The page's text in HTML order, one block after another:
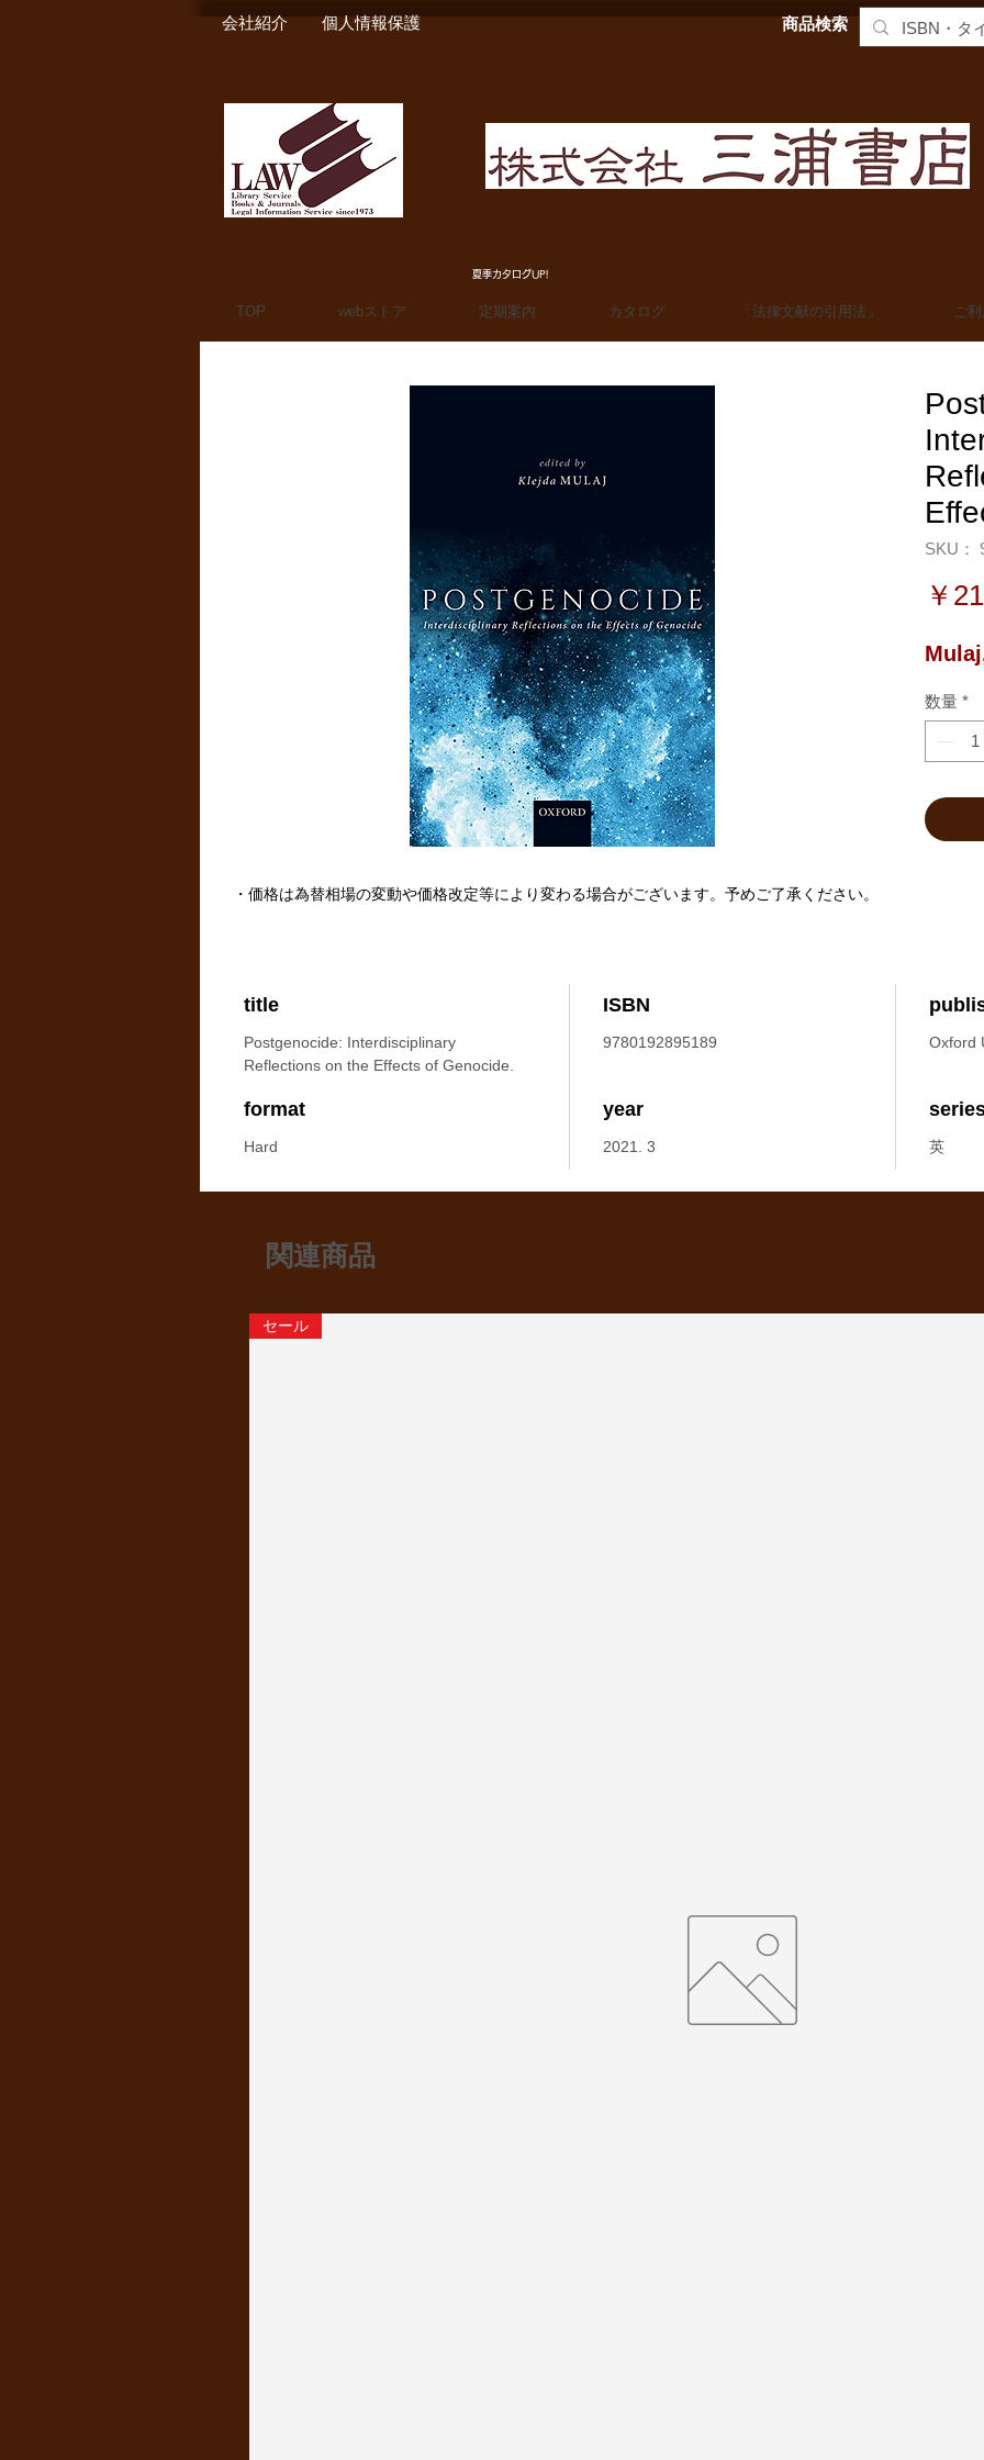
会社紹介 個人情報保護 商品検索
夏季カタログUP!
TOP webストア 定期案内 カタログ 「法律文献の引用法」 ご
SKU：
￥
数量 *
title
Postgenocide: Interdisciplinary
Reflections on the Effects of Genocide.
ISBN
9780192895189 Oxford
format
Hard
year
2021. 3 英
・価格は為替相場の変動や価格改定等により変わる場合がございます。予めご了承ください。
関連商品
セール